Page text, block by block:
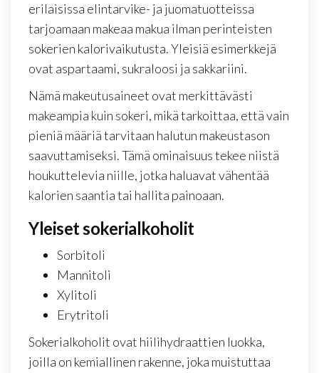
erilaisissa elintarvike- ja juomatuotteissa
tarjoamaan makeaa makua ilman perinteisten
sokerien kalorivaikutusta. Yleisiä esimerkkejä
ovat aspartaami, sukraloosi ja sakkariini.
Nämä makeutusaineet ovat merkittävästi
makeampia kuin sokeri, mikä tarkoittaa, että vain
pieniä määriä tarvitaan halutun makeustason
saavuttamiseksi. Tämä ominaisuus tekee niistä
houkuttelevia niille, jotka haluavat vähentää
kalorien saantia tai hallita painoaan.
Yleiset sokerialkoholit
Sorbitoli
Mannitoli
Xylitoli
Erytritoli
Sokerialkoholit ovat hiilihydraattien luokka,
joilla on kemiallinen rakenne, joka muistuttaa